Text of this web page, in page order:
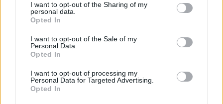
not limited to your visit or usage behaviour. You may click to
grant or deny consent to Google and its third-party tags to
use your data for below specified purposes in below Google
consent section.
I want to opt-out of the Sharing of my
personal data.
Opted In
I want to opt-out of the Sale of my
Personal Data.
Opted In
I want to opt-out of processing my
Personal Data for Targeted Advertising.
Opted In